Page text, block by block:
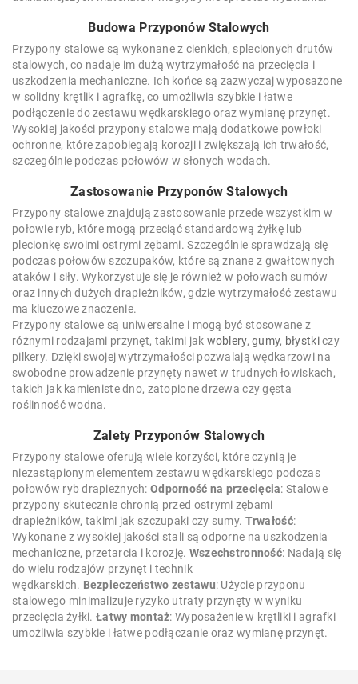
Budowa Przyponów Stalowych
Przypony stalowe są wykonane z cienkich, splecionych drutów
stalowych, co nadaje im dużą wytrzymałość na przecięcia i
uszkodzenia mechaniczne. Ich końce są zazwyczaj wyposażone
w solidny krętlik i agrafkę, co umożliwia szybkie i łatwe
podłączenie do zestawu wędkarskiego oraz wymianę przynęt.
Wysokiej jakości przypony stalowe mają dodatkowe powłoki
ochronne, które zapobiegają korozji i zwiększają ich trwałość,
szczególnie podczas połowów w słonych wodach.
Zastosowanie Przyponów Stalowych
Przypony stalowe znajdują zastosowanie przede wszystkim w
połowie ryb, które mogą przeciąć standardową żyłkę lub
plecionkę swoimi ostrymi zębami. Szczególnie sprawdzają się
podczas połowów szczupaków, które są znane z gwałtownych
ataków i siły. Wykorzystuje się je również w połowach sumów
oraz innych dużych drapieżników, gdzie wytrzymałość zestawu
ma kluczowe znaczenie.
Przypony stalowe są uniwersalne i mogą być stosowane z
różnymi rodzajami przynęt, takimi jak woblery,gumy, błystkiczy
pilkery. Dzięki swojej wytrzymałości pozwalają wędkarzowi na
swobodne prowadzenie przynęty nawet w trudnych łowiskach,
takich jak kamieniste dno, zatopione drzewa czy gęsta
roślinność wodna.
Zalety Przyponów Stalowych
Przypony stalowe oferują wiele korzyści, które czynią je
niezastąpionym elementem zestawu wędkarskiego podczas
połowów ryb drapieżnych: Odporność na przecięcia: Stalowe
przypony skutecznie chronią przed ostrymi zębami
drapieżników, takimi jak szczupaki czy sumy. Trwałość:
Wykonane z wysokiej jakości stali są odporne na uszkodzenia
mechaniczne, przetarcia i korozję. Wszechstronność: Nadają się
do wielu rodzajów przynęt i technik
wędkarskich. Bezpieczeństwo zestawu: Użycie przyponu
stalowego minimalizuje ryzyko utraty przynęty w wyniku
przecięcia żyłki.Łatwy montaż: Wyposażenie w krętliki i agrafki
umożliwia szybkie i łatwe podłączanie oraz wymianę przynęt.